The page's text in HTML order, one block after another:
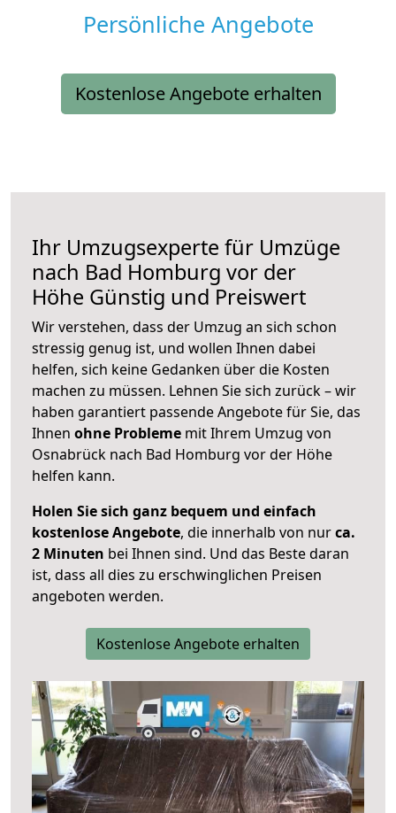
Persönliche Angebote
Kostenlose Angebote erhalten
Ihr Umzugsexperte für Umzüge
nach Bad Homburg vor der
Höhe Günstig und Preiswert
Wir verstehen, dass der Umzug an sich schon
stressig genug ist, und wollen Ihnen dabei
helfen, sich keine Gedanken über die Kosten
machen zu müssen. Lehnen Sie sich zurück – wir
haben garantiert passende Angebote für Sie, das
Ihnen ohne Probleme mit Ihrem Umzug von
Osnabrück nach Bad Homburg vor der Höhe
helfen kann.
Holen Sie sich ganz bequem und einfach
kostenlose Angebote, die innerhalb von nurca.
2 Minuten bei Ihnen sind. Und das Beste daran
ist, dass all dies zu erschwinglichen Preisen
angeboten werden.
Kostenlose Angebote erhalten